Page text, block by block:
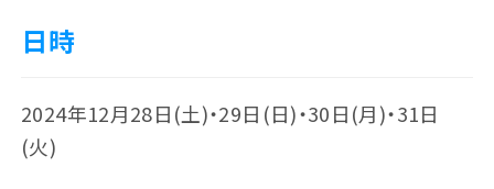
日時
2024年12月28日(土)・29日(日)・30日(月)・31日
(火)